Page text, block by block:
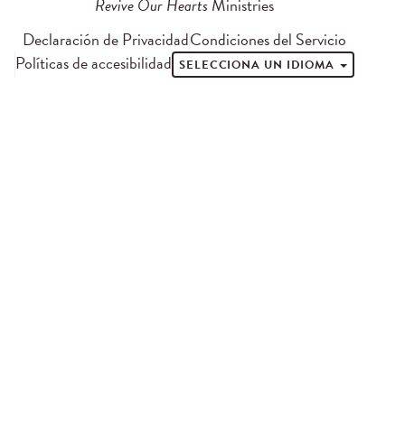
Declaración de PrivacidadCondiciones del Servicio
Políticas de accesibilidad SELECCIONA UN IDIOMA